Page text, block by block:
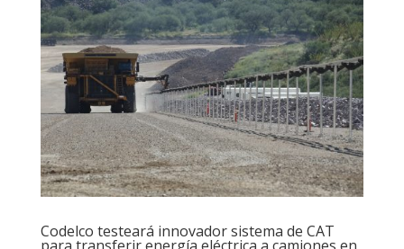
Codelco testeará innovador sistema de CAT